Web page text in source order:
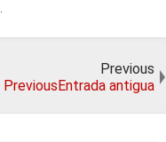
Previous
PreviousEntrada antigua